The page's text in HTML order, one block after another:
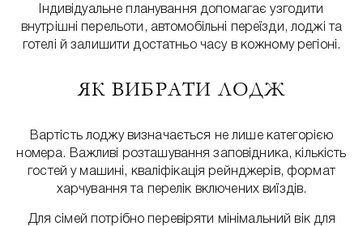
Індивідуальне планування допомагає узгодити
внутрішні перельоти, автомобільні переїзди, лоджі та
готелі й залишити достатньо часу в кожному регіоні.
ЯК ВИБРАТИ ЛОДЖ
Вартість лоджу визначається не лише категорією
номера. Важливі розташування заповідника, кількість
гостей у машині, кваліфікація рейнджерів, формат
харчування та перелік включених виїздів.
Для сімей потрібно перевіряти мінімальний вік для